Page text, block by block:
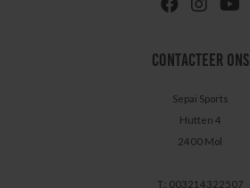
CONTACTEER ONS
Sepai Sports
Hutten 4
2400 Mol
T.: 003214322507